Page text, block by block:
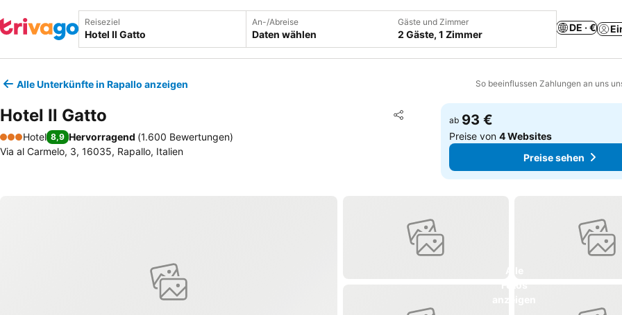
Reiseziel An-/Abreise
Daten wählen
Gäste und Zimmer
2 Gäste, 1 Zimmer
DE · €
Alle Unterkünfte in Rapallo anzeigen So beeinflussen Zahlungen an uns
Hotel Il Gatto Teilen
Zu Favoriten hinzufügen
3 Sterne
Hotel 8,9 Hervorragend (1.600 Bewertungen)
Via al Carmelo, 3, 16035, Rapallo, Italien
ab 93 €
Preise von4 Websites
Preise sehen